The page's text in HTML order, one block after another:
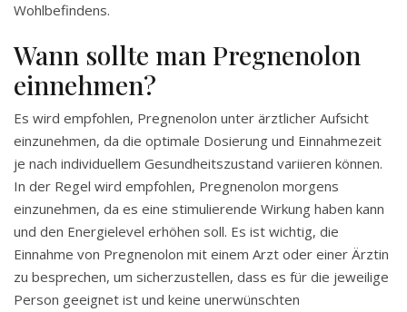
Wohlbefindens.
Wann sollte man Pregnenolon
einnehmen?
Es wird empfohlen, Pregnenolon unter ärztlicher Aufsicht
einzunehmen, da die optimale Dosierung und Einnahmezeit
je nach individuellem Gesundheitszustand variieren können.
In der Regel wird empfohlen, Pregnenolon morgens
einzunehmen, da es eine stimulierende Wirkung haben kann
und den Energielevel erhöhen soll. Es ist wichtig, die
Einnahme von Pregnenolon mit einem Arzt oder einer Ärztin
zu besprechen, um sicherzustellen, dass es für die jeweilige
Person geeignet ist und keine unerwünschten